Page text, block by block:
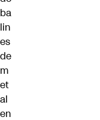
ba
lin
es
de
m
et
al
en